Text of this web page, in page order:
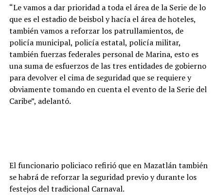
“Le vamos a dar prioridad a toda el área de la Serie de lo
que es el estadio de beisbol y hacía el área de hoteles,
también vamos a reforzar los patrullamientos, de
policía municipal, policía estatal, policía militar,
también fuerzas federales personal de Marina, esto es
una suma de esfuerzos de las tres entidades de gobierno
para devolver el cima de seguridad que se requiere y
obviamente tomando en cuenta el evento de la Serie del
Caribe”, adelantó.
El funcionario policiaco refirió que en Mazatlán también
se habrá de reforzar la seguridad previo y durante los
festejos del tradicional Carnaval.